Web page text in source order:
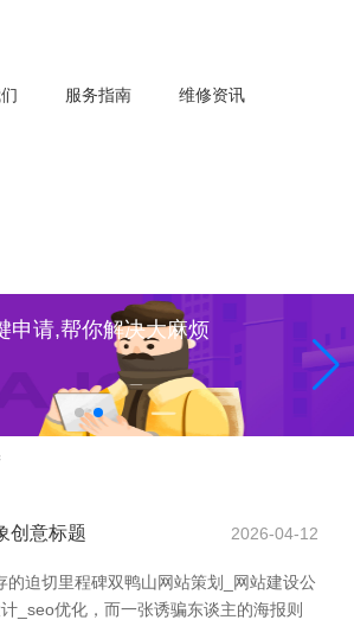
服务指南 维修资讯
申请,帮你解决大麻烦
创意标题 2026-04-12
的迫切里程碑双鸭山网站策划_网站建设公
_seo优化，而一张诱骗东谈主的海报则